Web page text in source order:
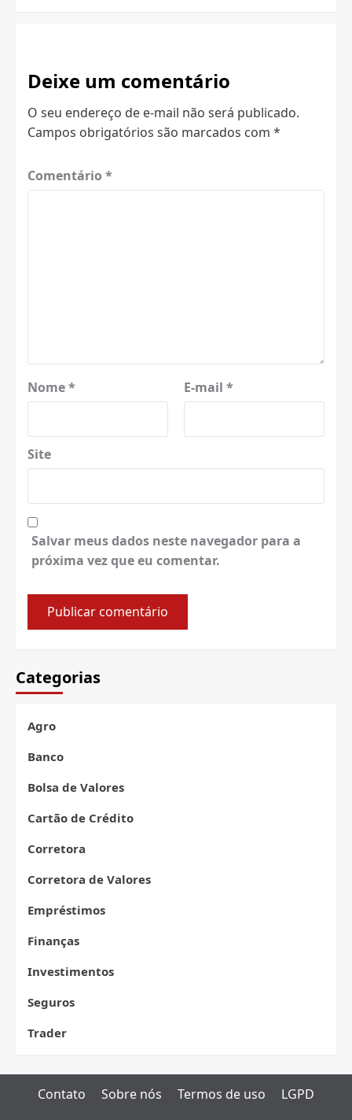
Deixe um comentário
O seu endereço de e-mail não será publicado.
Campos obrigatórios são marcados com *
Comentário *
Nome* E-mail *
Site
Salvar meus dados neste navegador para a
próxima vez que eu comentar.
Categorias
Agro
Banco
Bolsa de Valores
Cartão de Crédito
Corretora
Corretora de Valores
Empréstimos
Finanças
Investimentos
Seguros
Trader
Contato Sobre nós Termos de uso LGPD